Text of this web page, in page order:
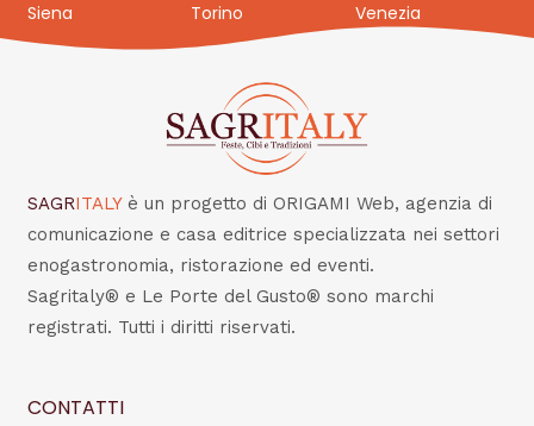
Siena
Torino Venezia
SAGRITALY è un progetto di ORIGAMI Web, agenzia di
comunicazione e casa editrice specializzata nei settori
enogastronomia, ristorazione ed eventi.
Sagritaly® e Le Porte del Gusto® sono marchi
registrati. Tutti i diritti riservati.
CONTATTI